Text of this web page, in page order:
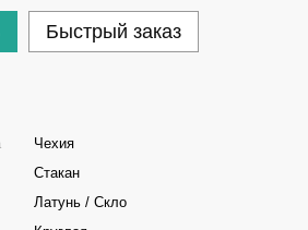
Быстрый заказ
Чехия
Стакан
Латунь / Скло